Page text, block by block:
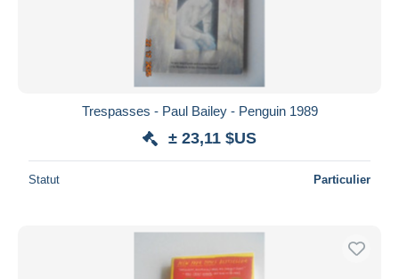
Trespasses - Paul Bailey - Penguin 1989
± 23,11 $US
Statut Particulier